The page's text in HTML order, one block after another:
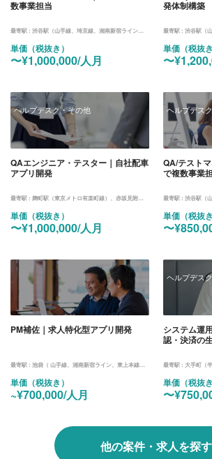
数事業担当
最寄駅 : 渋谷駅（山手線、埼京線、湘南新宿ライン、東横線、田園都市線、銀座線、半蔵門線、副都心線）
単価（税抜き）
〜¥1,000,000/人月
発体制構築
最寄駅 :渋谷駅（山手線、埼京
単価（税抜き
〜
ヘルプデスク・その他
QAエンジニア・テスター｜自社配車
アプリ開発
最寄駅 : 麹町駅（東京メトロ有楽町線）、赤坂見附駅（銀座線、丸ノ内線）
単価（税抜き）
〜¥1,000,000/人月
ヘルプデス
QA/テスト
で複数事業
最寄駅 :渋谷駅（山手線、埼京
単価（税抜き
〜
PM補佐｜求人特化型アプリ開発
最寄駅 : 池袋（ 山手線、湘南新宿ライン、東上本線、西武鉄道、池袋線、丸ノ内線、有楽町線、副都心線）
単価（税抜き）
~¥700,000/人月
ヘルプデス
システム運
認・決済の
最寄駅 :大手町（半
単価（税抜き
〜
他の案件・求人を探す